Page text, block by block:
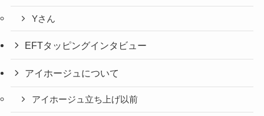
Yさん
EFTタッピングインタビュー
アイホージュについて
アイホージュ立ち上げ以前